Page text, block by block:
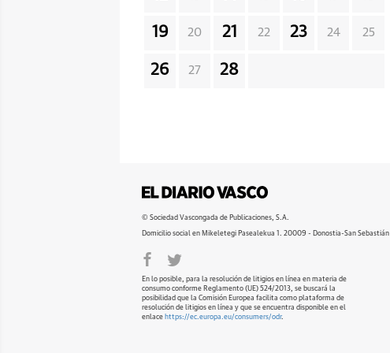
19 20 21 22 23 24 25
26 27 28
© Sociedad Vascongada de Publicaciones, S.A.
Domicilio social en Mikeletegi Pasealekua 1. 20009 - Donostia-San Sebastián
En lo posible, para la resolución de litigios en línea en materia de
consumo conforme Reglamento (UE) 524/2013, se buscará la
posibilidad que la Comisión Europea facilita como plataforma de
resolución de litigios en línea y que se encuentra disponible en el
enlace https://ec.europa.eu/consumers/odr.